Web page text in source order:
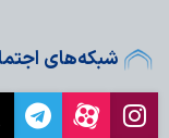
شبکه‌های